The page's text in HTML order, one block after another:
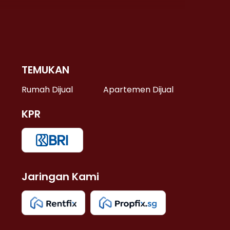
TEMUKAN
Rumah Dijual Apartemen Dijual
KPR
Jaringan Kami